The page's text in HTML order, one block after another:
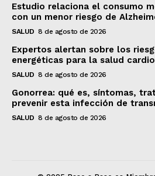
Estudio relaciona el consumo
con un menor riesgo de
SALUD 8 de agosto de 2026
Expertos alertan sobre los
energéticas para la salud
SALUD 8 de agosto de 2026
Gonorrea: qué es, síntomas,
prevenir esta infección de
SALUD 8 de agosto de 2026